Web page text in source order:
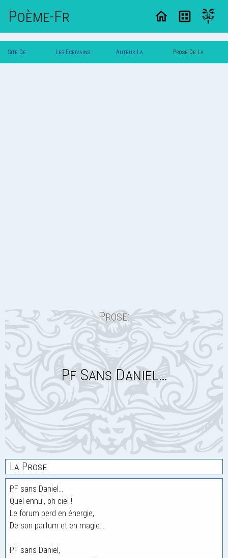
Poème-Fr
Site De Les Ecrivains Auteur La Prose De La
Prose:
Pf Sans Daniel…
La Prose
PF sans Daniel…
Quel ennui, oh ciel !
Le forum perd en énergie,
De son parfum et en magie…
PF sans Daniel,